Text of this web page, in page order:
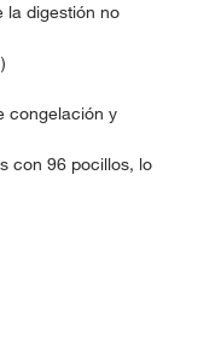
la digestión no
congelación y
con 96 pocillos, lo